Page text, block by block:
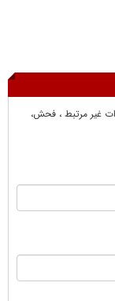
غير مرتبط ، فحش،